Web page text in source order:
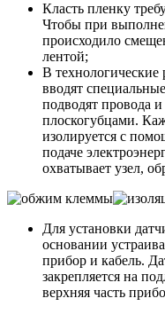
Класть пленку
Чтобы при
происходило
лентой;
В технологические
вводят
подводят провода
плоскогубцами.
изолируется с
подаче
охватывает узел,
Для установки
основании
прибор и кабель.
закрепляется на
верхняя часть